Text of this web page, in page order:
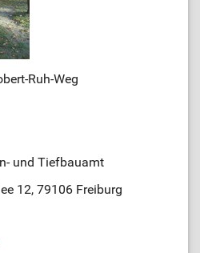
Ruh-Weg
und Tiefbauamt
12, 79106 Freiburg